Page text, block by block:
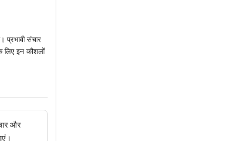
प्रभावी संचार
लिए इन कौशलों
और